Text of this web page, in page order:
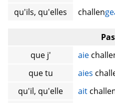
qu'ils, qu'elles
challen
que j'
aie
que tu
aies
qu'il, qu'elle
ait